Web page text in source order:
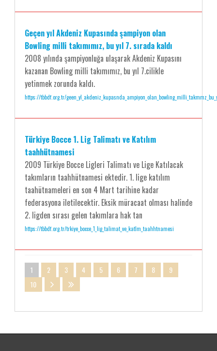
Geçen yıl Akdeniz Kupasında şampiyon olan
Bowling milli takımımız, bu yıl 7. sırada kaldı
2008 yılında şampiyonluğa ulaşarak Akdeniz Kupasını
kazanan Bowling milli takımımız, bu yıl 7.cilikle
yetinmek zorunda kaldı.
https://tbbdf.org.tr/
Türkiye Bocce 1. Lig Talimatı ve Katılım
taahhütnamesi
2009 Türkiye Bocce Ligleri Talimatı ve Lige Katılacak
takımların taahhütnamesi ektedir. 1. lige katılım
taahütnameleri en son 4 Mart tarihine kadar
federasyona iletilecektir. Eksik müracaat olması halinde
2. ligden sırası gelen takımlara hak tan
https://tbbdf.org.tr/trkiye_bocce_1_lig_talimat_ve_katlm_taahhtnamesi
1 2 3 4 5 6 7 8
9
10